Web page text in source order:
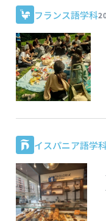
フランス語学科
イスパニア語学